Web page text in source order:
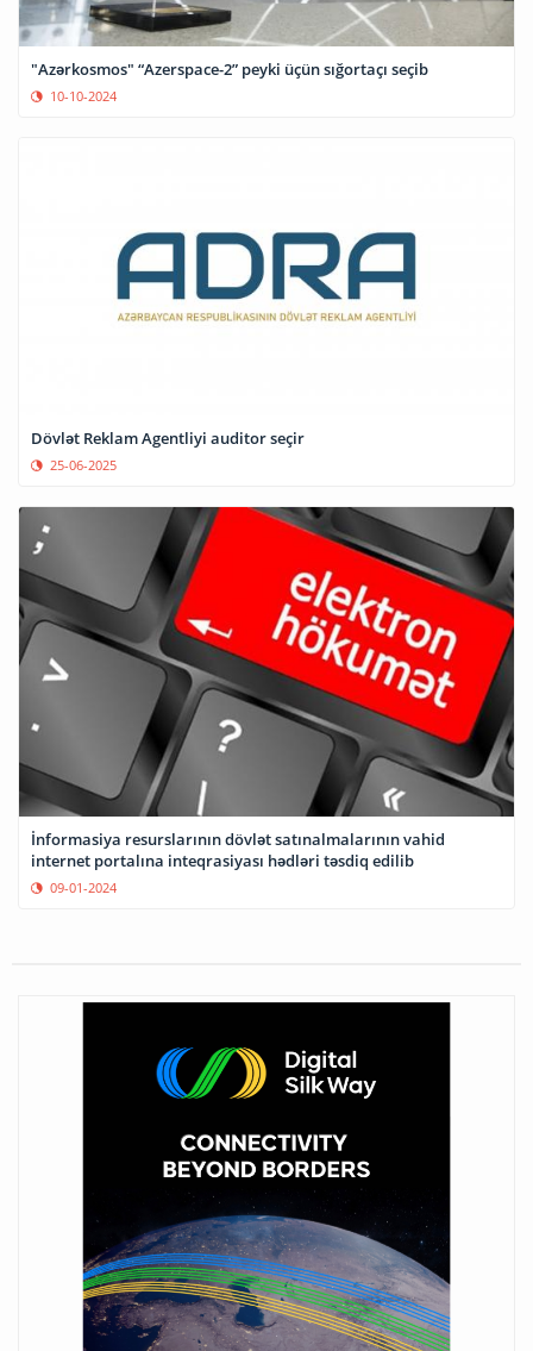
"Azərkosmos" “Azerspace-2” peyki üçün sığortaçı seçib
10-10-2024
Dövlət Reklam Agentliyi auditor seçir
25-06-2025
İnformasiya resurslarının dövlət satınalmalarının vahid
internet portalına inteqrasiyası hədləri təsdiq edilib
09-01-2024